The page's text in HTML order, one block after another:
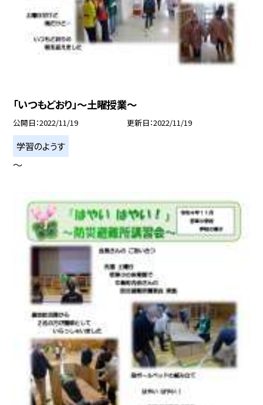
「いつもどおり」〜土曜授業〜
公開日 2022/11/19 更新日 2022/11/19
学習のようす
〜